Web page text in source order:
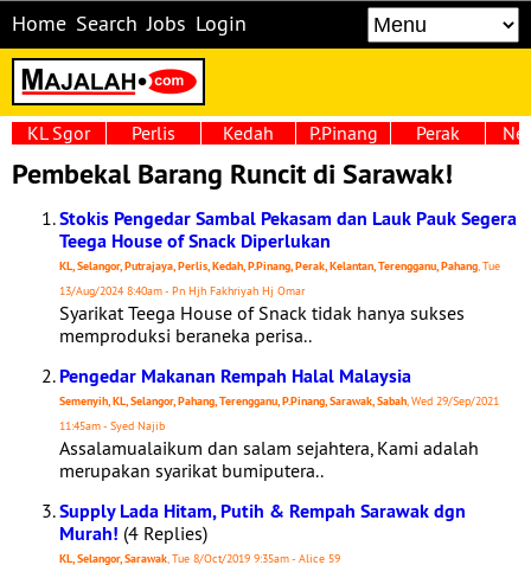
Home Search Jobs Login
KL Sgor Perlis Kedah P.Pinang Perak
Pembekal Barang Runcit di Sarawak!
Stokis Pengedar Sambal Pekasam dan Lauk Pauk Segera
Teega House of Snack Diperlukan
KL, Selangor, Putrajaya, Perlis, Kedah, P.Pinang, Perak, Kelantan, Terengganu, Pahang, Tue
13/Aug/2024 8:40am - Pn Hjh Fakhriyah Hj Omar
Syarikat Teega House of Snack tidak hanya sukses
memproduksi beraneka perisa..
Pengedar Makanan Rempah Halal Malaysia
Semenyih, KL, Selangor, Pahang, Terengganu, P.Pinang, Sarawak, Sabah, Wed 29/Sep/2021
11:45am - Syed Najib
Assalamualaikum dan salam sejahtera, Kami adalah
merupakan syarikat bumiputera..
Supply Lada Hitam, Putih & Rempah Sarawak dgn
Murah! (4 Replies)
KL, Selangor, Sarawak, Tue 8/Oct/2019 9:35am - Alice 59